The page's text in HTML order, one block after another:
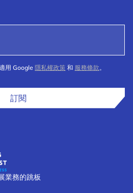
用 Google 隱私權政策 和 服務條款 。
訂閱
業務的跳板